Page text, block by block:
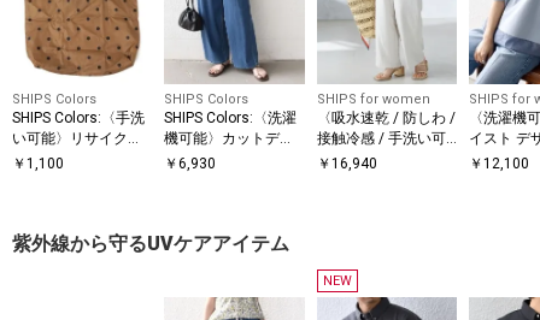
SHIPS Colors
SHIPS Colors:〈手洗
い可能〉リサイクル
エコバッグ (M)
￥ 1,100
SHIPS Colors
SHIPS Colors:〈洗濯
機可能〉カットデニ
ム ドロスト パンツ◇
￥6,930
SHIPS for women
〈吸水速乾 / 防しわ /
接触冷感 / 手洗い可
能〉ツイル ドロスト
￥ 16,940
SHIPS for
〈洗濯機
イスト デ
ー ドッキ
￥12,100
紫外線から守るUVケアアイテム
NEW